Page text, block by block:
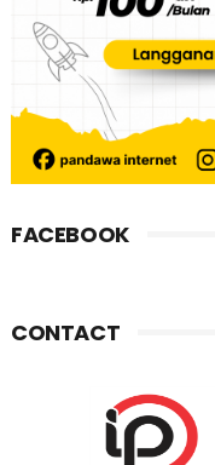
FACEBOOK
CONTACT